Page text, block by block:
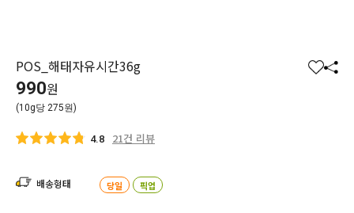
POS_해태자유시간36g
찜 공
990원
(10g당 275원)
4.8 21건 리뷰
배송형태 당일 픽업